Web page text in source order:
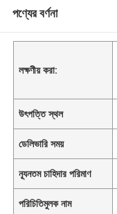
পণ্যের বর্ণনা
লক্ষণীয় করা:
উৎপত্তি স্থল
ডেলিভারি সময়
ন্যূনতম চাহিদার পরিমাণ
পরিচিতিমুলক নাম